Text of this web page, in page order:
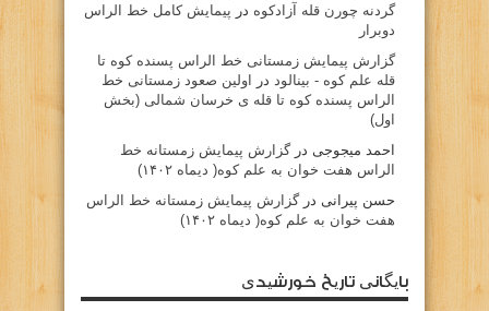
گردنه چورن قله آزادكوه در پیمایش کامل خط الراس
دوبرار
گزارش پیمایش زمستانی خط الراس پسنده کوه تا
قله علم کوه - بينالود در
اولین صعود زمستانی خط
الراس پسنده کوه تا قله ی خرسان شمالی (بخش
اول)
احمد میجوجی درگزارش پیمایش زمستانه خط
الراس هفت خوان به علم کوه( دیماه ۱۴۰۲)
حسن پیرانی درگزارش پیمایش زمستانه خط الراس
هفت خوان به علم کوه( دیماه ۱۴۰۲)
بایگانی تاریخ خورشیدی